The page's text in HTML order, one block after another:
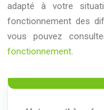
adapté à votre
fonctionnement des
vous pouvez
fonctionnement.